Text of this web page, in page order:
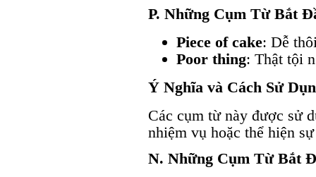
P. Những Cụm Từ Bắt
Piece of cake: Dễ
Poor thing: Thật tội
Ý Nghĩa và Cách Sử
Các cụm từ này được sử
nhiệm vụ hoặc thể hiện
N. Những Cụm Từ Bắt